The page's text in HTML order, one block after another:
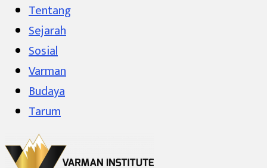
Tentang
Sejarah
Sosial
Varman
Budaya
Tarum